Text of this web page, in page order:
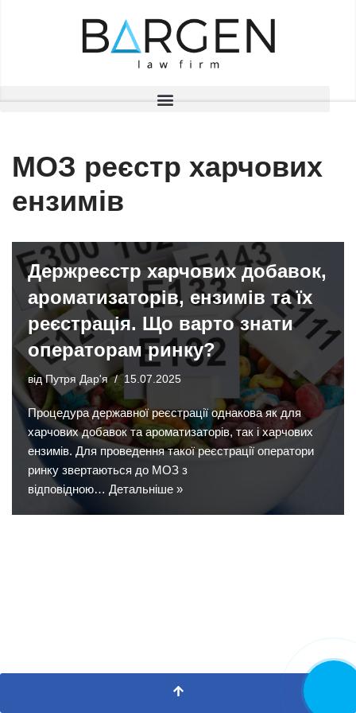
МОЗ реєстр харчових
ензимів
Держреєстр харчових добавок,
ароматизаторів, ензимів та їх
реєстрація. Що варто знати
операторам ринку?
відПутря Дар'я 15.07.2025
Процедура державної реєстрації однакова як для
харчових добавок та ароматизаторів, так і харчових
ензимів. Для проведення такої реєстрації оператори
ринку звертаються до МОЗ з
відповідною… Детальніше »